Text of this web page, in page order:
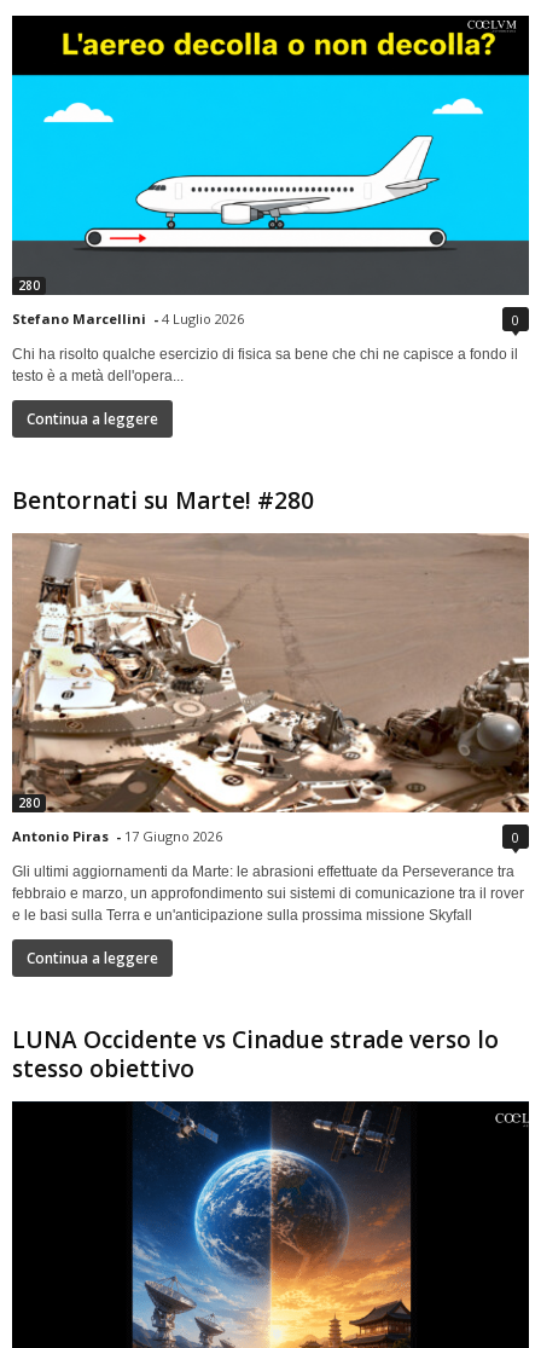
280
Stefano Marcellini - 4 Luglio 2026 0
Chi ha risolto qualche esercizio di fisica sa bene che chi ne capisce a fondo il
testo è a metà dell'opera...
Continua a leggere
Bentornati su Marte! #280
280
Antonio Piras - 17 Giugno 2026 0
Gli ultimi aggiornamenti da Marte: le abrasioni effettuate da Perseverance tra
febbraio e marzo, un approfondimento sui sistemi di comunicazione tra il rover
e le basi sulla Terra e un'anticipazione sulla prossima missione Skyfall
Continua a leggere
LUNA Occidente vs Cinadue strade verso lo
stesso obiettivo